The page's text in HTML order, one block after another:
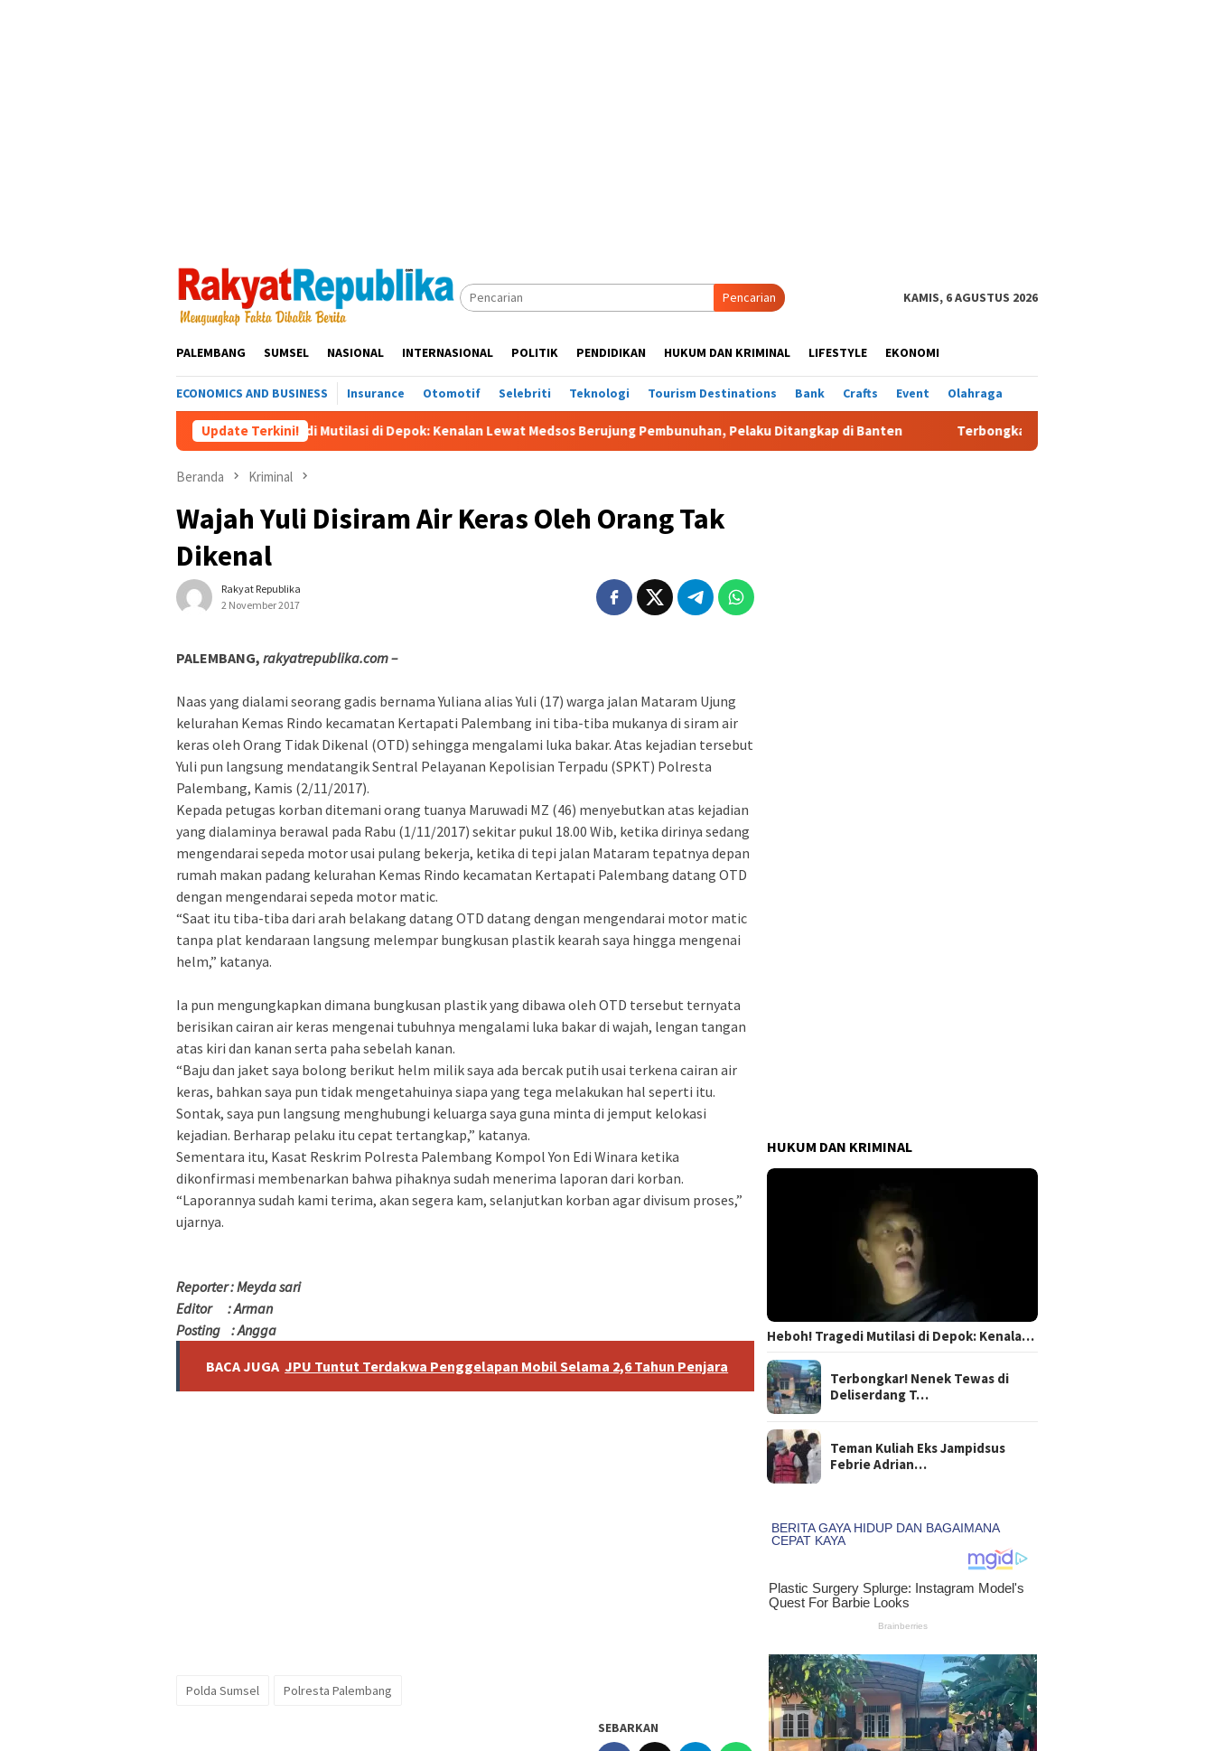
Pencarian KAMIS, 6 AGUSTUS 2026
PALEMBANG SUMSEL NASIONAL INTERNASIONAL POLITIK PENDIDIKAN HUKUM DAN KRIMINAL LIFESTYLE EKONOMI
ECONOMICS AND BUSINESS Insurance Otomotif Selebriti Teknologi Tourism Destinations Bank Crafts Event Olahraga
Update Terkini!
Heboh! Tragedi Mutilasi di Depok: Kenalan Lewat Medsos Berujung Pembunuhan, Pelaku Ditangkap di Banten Terbongkar! Nenek Tewas di Deliserdang Ternyata
Beranda Kriminal
Wajah Yuli Disiram Air Keras Oleh Orang Tak
Dikenal
Rakyat Republika
2 November 2017
PALEMBANG, rakyatrepublika.com –
Naas yang dialami seorang gadis bernama Yuliana alias Yuli (17) warga jalan Mataram Ujung
kelurahan Kemas Rindo kecamatan Kertapati Palembang ini tiba-tiba mukanya di siram air
keras oleh Orang Tidak Dikenal (OTD) sehingga mengalami luka bakar. Atas kejadian tersebut
Yuli pun langsung mendatangik Sentral Pelayanan Kepolisian Terpadu (SPKT) Polresta
Palembang, Kamis (2/11/2017).
Kepada petugas korban ditemani orang tuanya Maruwadi MZ (46) menyebutkan atas kejadian
yang dialaminya berawal pada Rabu (1/11/2017) sekitar pukul 18.00 Wib, ketika dirinya sedang
mengendarai sepeda motor usai pulang bekerja, ketika di tepi jalan Mataram tepatnya depan
rumah makan padang kelurahan Kemas Rindo kecamatan Kertapati Palembang datang OTD
dengan mengendarai sepeda motor matic.
“Saat itu tiba-tiba dari arah belakang datang OTD datang dengan mengendarai motor matic
tanpa plat kendaraan langsung melempar bungkusan plastik kearah saya hingga mengenai
helm,” katanya.
Ia pun mengungkapkan dimana bungkusan plastik yang dibawa oleh OTD tersebut ternyata
berisikan cairan air keras mengenai tubuhnya mengalami luka bakar di wajah, lengan tangan
atas kiri dan kanan serta paha sebelah kanan.
“Baju dan jaket saya bolong berikut helm milik saya ada bercak putih usai terkena cairan air
keras, bahkan saya pun tidak mengetahuinya siapa yang tega melakukan hal seperti itu.
Sontak, saya pun langsung menghubungi keluarga saya guna minta di jemput kelokasi
kejadian. Berharap pelaku itu cepat tertangkap,” katanya.
Sementara itu, Kasat Reskrim Polresta Palembang Kompol Yon Edi Winara ketika
dikonfirmasi membenarkan bahwa pihaknya sudah menerima laporan dari korban.
“Laporannya sudah kami terima, akan segera kam, selanjutkan korban agar divisum proses,”
ujarnya.
Reporter : Meyda sari
Editor : Arman
Posting : Angga
BACA JUGA JPU Tuntut Terdakwa Penggelapan Mobil Selama 2,6 Tahun Penjara
Polda Sumsel Polresta Palembang
SEBARKAN
HUKUM DAN KRIMINAL
Heboh! Tragedi Mutilasi di Depok: Kenala…
Terbongkar! Nenek Tewas di
Deliserdang T…
Teman Kuliah Eks Jampidsus
Febrie Adrian…